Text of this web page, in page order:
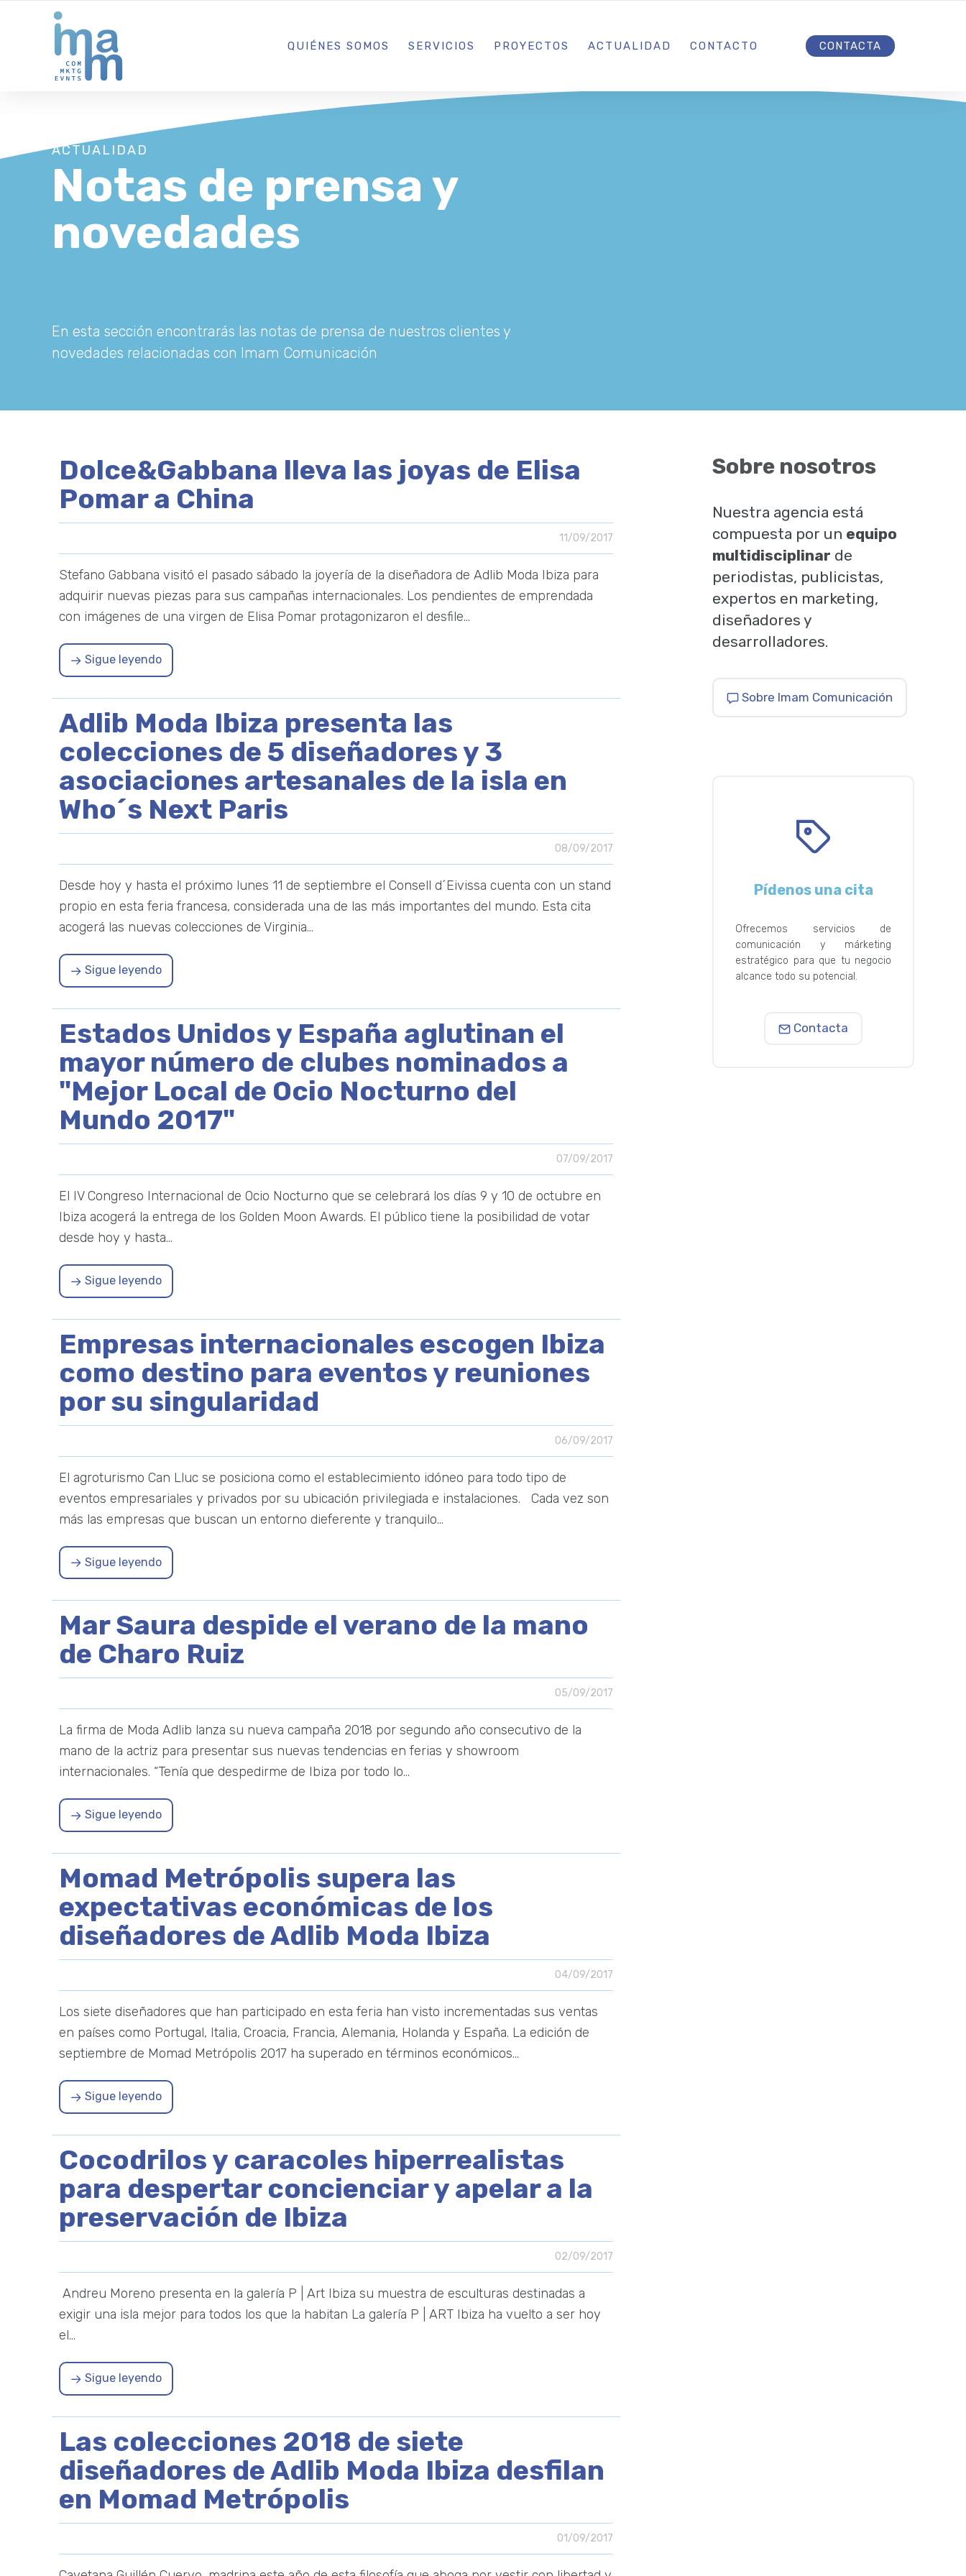
AGENCIA CREATIVA DE COMUNICACIÓN Y ESTRATEGIA DIGITAL IBIZA · MADRID · BARCELONA
QUIÉNES SOMOS SERVICIOS PROYECTOS ACTUALIDAD CONTACTO CONTACTA
ACTUALIDAD
Notas de prensa y
novedades
En esta sección encontrarás las notas de prensa de nuestros clientes y
novedades relacionadas con Imam Comunicación
Dolce&Gabbana lleva las joyas de Elisa
Pomar a China
11/09/2017
Stefano Gabbana visitó el pasado sábado la joyería de la diseñadora de Adlib Moda Ibiza para
adquirir nuevas piezas para sus campañas internacionales. Los pendientes de emprendada
con imágenes de una virgen de Elisa Pomar protagonizaron el desfile…
Sigue leyendo
Adlib Moda Ibiza presenta las
colecciones de 5 diseñadores y 3
asociaciones artesanales de la isla en
Who´s Next Paris
08/09/2017
Desde hoy y hasta el próximo lunes 11 de septiembre el Consell d´Eivissa cuenta con un stand
propio en esta feria francesa, considerada una de las más importantes del mundo. Esta cita
acogerá las nuevas colecciones de Virginia…
Sigue leyendo
Estados Unidos y España aglutinan el
mayor número de clubes nominados a
"Mejor Local de Ocio Nocturno del
Mundo 2017"
07/09/2017
El IV Congreso Internacional de Ocio Nocturno que se celebrará los días 9 y 10 de octubre en
Ibiza acogerá la entrega de los Golden Moon Awards. El público tiene la posibilidad de votar
desde hoy y hasta…
Sigue leyendo
Empresas internacionales escogen Ibiza
como destino para eventos y reuniones
por su singularidad
06/09/2017
El agroturismo Can Lluc se posiciona como el establecimiento idóneo para todo tipo de
eventos empresariales y privados por su ubicación privilegiada e instalaciones. Cada vez son
más las empresas que buscan un entorno dieferente y tranquilo…
Sigue leyendo
Mar Saura despide el verano de la mano
de Charo Ruiz
05/09/2017
La firma de Moda Adlib lanza su nueva campaña 2018 por segundo año consecutivo de la
mano de la actriz para presentar sus nuevas tendencias en ferias y showroom
internacionales. “Tenía que despedirme de Ibiza por todo lo…
Sigue leyendo
Momad Metrópolis supera las
expectativas económicas de los
diseñadores de Adlib Moda Ibiza
04/09/2017
Los siete diseñadores que han participado en esta feria han visto incrementadas sus ventas
en países como Portugal, Italia, Croacia, Francia, Alemania, Holanda y España. La edición de
septiembre de Momad Metrópolis 2017 ha superado en términos económicos…
Sigue leyendo
Cocodrilos y caracoles hiperrealistas
para despertar concienciar y apelar a la
preservación de Ibiza
02/09/2017
Andreu Moreno presenta en la galería P | Art Ibiza su muestra de esculturas destinadas a
exigir una isla mejor para todos los que la habitan La galería P | ART Ibiza ha vuelto a ser hoy
el…
Sigue leyendo
Las colecciones 2018 de siete
diseñadores de Adlib Moda Ibiza desfilan
en Momad Metrópolis
01/09/2017
Sobre nosotros
Nuestra agencia está
compuesta por un equipo
multidisciplinar de
periodistas, publicistas,
expertos en marketing,
diseñadores y
desarrolladores.
Sobre Imam Comunicación
Pídenos una cita
Ofrecemos servicios de
comunicación y márketing
estratégico para que tu negocio
alcance todo su potencial.
Contacta